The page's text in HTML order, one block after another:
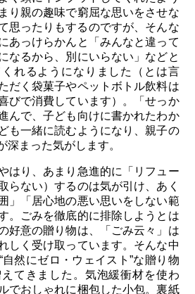
り親の趣味で窮屈な思いをさせな
ったりもするのですが、そんな
あっけらかんと「みんなと違って
なるから、別にいらない」などと
れるようになりました（とは言
だく袋菓子やペットボトル飲料は
びで消費しています）。「せっか
んで、子ども向けに書かれたわか
も一緒に読むようになり、親子の
深まった気がします。
はり、あまり急進的に「リフュー
らない）するのは気が引け、あく
」「居心地の悪い思いをしない範
。ごみを徹底的に排除しようとは
好意の贈り物は、「ごみ云々」は
しく受け取っています。そんな中
然にゼロ・ウェイスト”な贈り物
てきました。気泡緩衝材を使わ
でおしゃれに梱包した小包。裏紙